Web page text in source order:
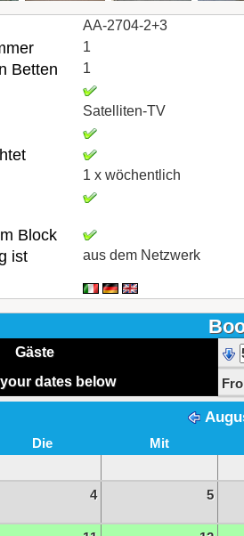
AA-2704-2+3
1
Betten 1
Satelliten-TV
1 x wöchentlich
Block
ist
aus dem Netzwerk
Gäste
dates below
Die Mit
4 5